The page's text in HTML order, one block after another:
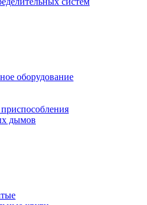
оборудование
дымов